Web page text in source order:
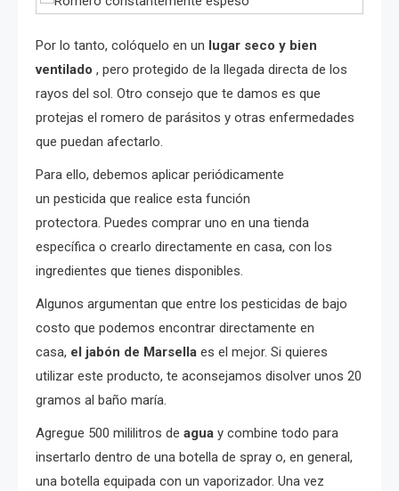
Por lo tanto, colóquelo en un lugar seco y bien
ventilado , pero protegido de la llegada directa de los
rayos del sol. Otro consejo que te damos es que
protejas el romero de parásitos y otras enfermedades
que puedan afectarlo.
Para ello, debemos aplicar periódicamente
un pesticida que realice esta función
protectora. Puedes comprar uno en una tienda
específica o crearlo directamente en casa, con los
ingredientes que tienes disponibles.
Algunos argumentan que entre los pesticidas de bajo
costo que podemos encontrar directamente en
casa, el jabón de Marsella es el mejor. Si quieres
utilizar este producto, te aconsejamos disolver unos 20
gramos al baño maría.
Agregue 500 mililitros de agua y combine todo para
insertarlo dentro de una botella de spray o, en general,
una botella equipada con un vaporizador. Una vez